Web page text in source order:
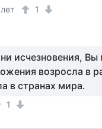
1
исчезновения, Вы
возросла в
в странах мира.
1